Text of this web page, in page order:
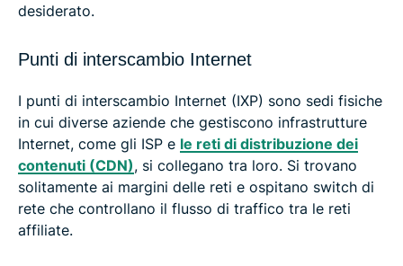
desiderato.
Punti di interscambio Internet
I punti di interscambio Internet (IXP) sono sedi fisiche
in cui diverse aziende che gestiscono infrastrutture
Internet, come gli ISP e le reti di distribuzione dei
contenuti (CDN), si collegano tra loro. Si trovano
solitamente ai margini delle reti e ospitano switch di
rete che controllano il flusso di traffico tra le reti
affiliate.